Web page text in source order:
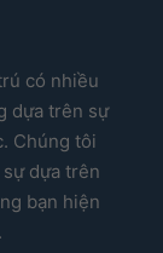
có nhiều
dựa trên sự
Chúng tôi
dựa trên
bạn hiện